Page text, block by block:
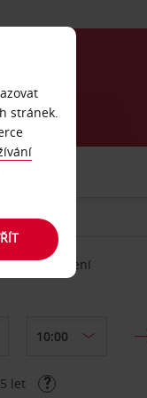
místo vrácení
let
stránek.